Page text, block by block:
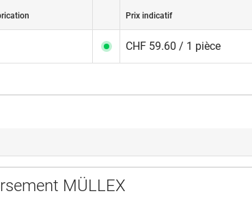
Prix indicatif
CHF 59.60 / 1 pièce
MÜLLEX